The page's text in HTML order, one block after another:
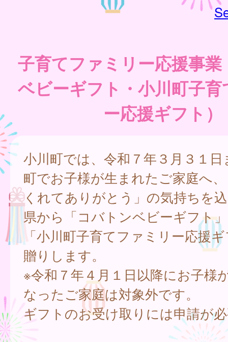
子育てファミリー応援事
ベビーギフト・小川町子
ー応援ギフト）
小川町では、令和７年３月３１
町でお子様が生まれたご家庭へ
くれてありがとう」の気持ちを
県から「コバトンベビーギフト
「小川町子育てファミリー応援
贈りします。
※令和７年４月１日以降にお子様
なったご家庭は対象外です。
ギフトのお受け取りには申請が